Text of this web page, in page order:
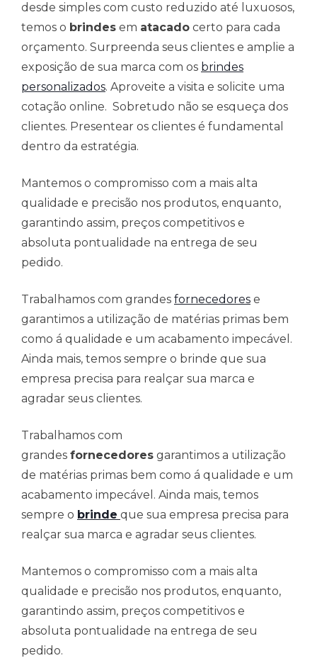
desde simples com custo reduzido até luxuosos,
temos o brindes em atacado certo para cada
orçamento. Surpreenda seus clientes e amplie a
exposição de sua marca com os brindes
personalizados. Aproveite a visita e solicite uma
cotação online. Sobretudo não se esqueça dos
clientes. Presentear os clientes é fundamental
dentro da estratégia.
Mantemos o compromisso com a mais alta
qualidade e precisão nos produtos, enquanto,
garantindo assim, preços competitivos e
absoluta pontualidade na entrega de seu
pedido.
Trabalhamos com grandes fornecedores e
garantimos a utilização de matérias primas bem
como á qualidade e um acabamento impecável.
Ainda mais, temos sempre o brinde que sua
empresa precisa para realçar sua marca e
agradar seus clientes.
Trabalhamos com
grandes fornecedores garantimos a utilização
de matérias primas bem como á qualidade e um
acabamento impecável. Ainda mais, temos
sempre o brinde que sua empresa precisa para
realçar sua marca e agradar seus clientes.
Mantemos o compromisso com a mais alta
qualidade e precisão nos produtos, enquanto,
garantindo assim, preços competitivos e
absoluta pontualidade na entrega de seu
pedido.